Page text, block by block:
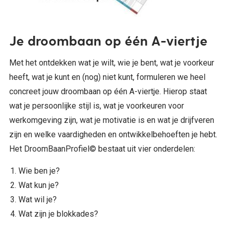
Je droombaan op één A-viertje
Met het ontdekken wat je wilt, wie je bent, wat je voorkeur
heeft, wat je kunt en (nog) niet kunt, formuleren we heel
concreet jouw droombaan op één A-viertje. Hierop staat
wat je persoonlijke stijl is, wat je voorkeuren voor
werkomgeving zijn, wat je motivatie is en wat je drijfveren
zijn en welke vaardigheden en ontwikkelbehoeften je hebt.
Het DroomBaanProfiel© bestaat uit vier onderdelen:
Wie ben je?
Wat kun je?
Wat wil je?
Wat zijn je blokkades?